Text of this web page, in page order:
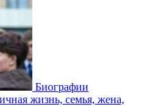
Биографии
жизнь, семья, жена,